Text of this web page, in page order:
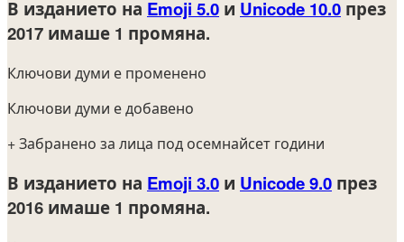
В изданието на Emoji 5.0 и Unicode 10.0 през
2017 имаше 1 промяна.
Ключови думи е променено
Ключови думи е добавено
+ Забранено за лица под осемнайсет години
В изданието на Emoji 3.0 и Unicode 9.0 през
2016 имаше 1 промяна.